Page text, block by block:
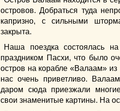
островов. Добраться туда
капризно, с сильными
закрыта.
Наша поездка состоялась
праздником Пасхи, что было
остров на корабле «Валаам» из
нас очень приветливо.
даром сюда приезжали
свои знаменитые картины. На